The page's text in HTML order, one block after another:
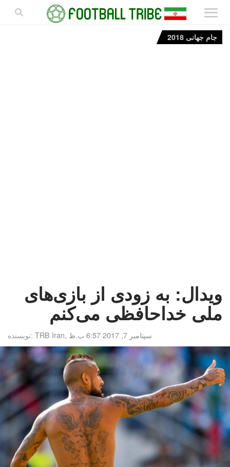
جام جهانی 2018
ویدال: به زودی از بازی‌های
ملی خداحافظی می‌کنم
نویسنده:TRB Iran, سپتامبر 7, 2017 6:57 ب.ظ